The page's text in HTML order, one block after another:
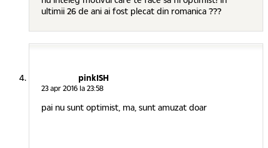
ultimii 26 de ani ai fost plecat din romanica ???
pinkISH
23 apr 2016 la 23:58
pai nu sunt optimist, ma, sunt amuzat doar